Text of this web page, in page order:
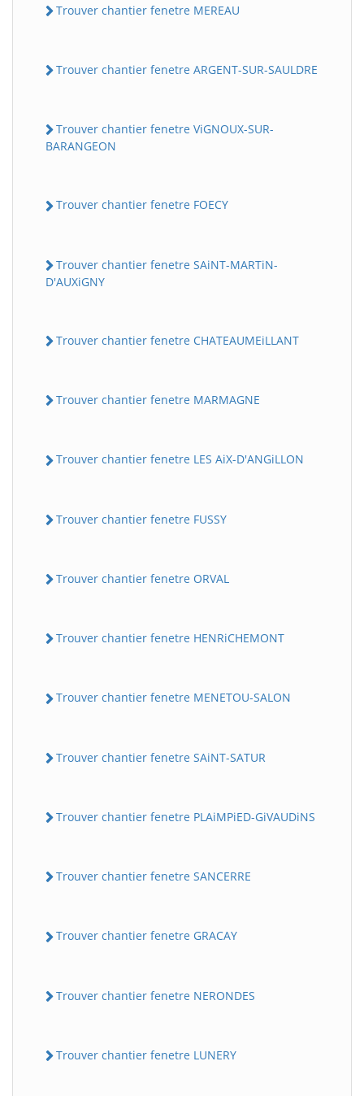
Trouver chantier fenetre MEREAU
Trouver chantier fenetre ARGENT-SUR-SAULDRE
Trouver chantier fenetre ViGNOUX-SUR-
BARANGEON
Trouver chantier fenetre FOECY
Trouver chantier fenetre SAiNT-MARTiN-
D'AUXiGNY
Trouver chantier fenetre CHATEAUMEiLLANT
Trouver chantier fenetre MARMAGNE
Trouver chantier fenetre LES AiX-D'ANGiLLON
Trouver chantier fenetre FUSSY
Trouver chantier fenetre ORVAL
Trouver chantier fenetre HENRiCHEMONT
Trouver chantier fenetre MENETOU-SALON
Trouver chantier fenetre SAiNT-SATUR
Trouver chantier fenetre PLAiMPiED-GiVAUDiNS
Trouver chantier fenetre SANCERRE
Trouver chantier fenetre GRACAY
Trouver chantier fenetre NERONDES
Trouver chantier fenetre LUNERY